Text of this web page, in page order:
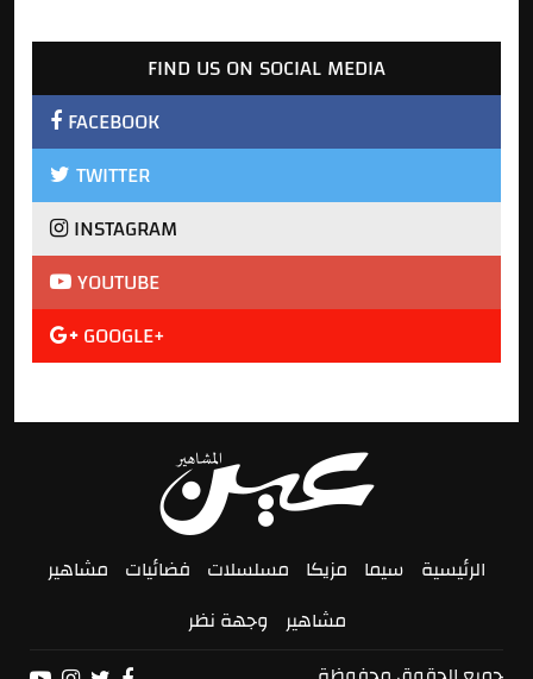
FIND US ON SOCIAL MEDIA
FACEBOOK
TWITTER
INSTAGRAM
YOUTUBE
GOOGLE+
الرئيسية سيما مزيكا مسلسلات فضائيات مشاهير
مشاهير وجهة نظر